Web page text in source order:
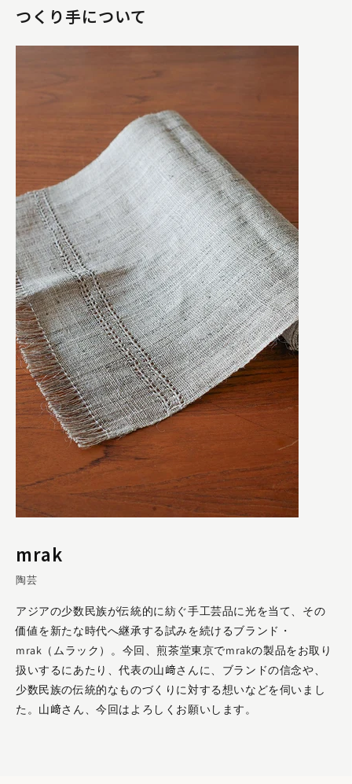
たブランドです。創業時から、東南アジアの少数民族の人々が
特に深い関心を寄せていたのが、伝統的な装身具。私自身、
伝統的なデザインを現代に復刻したシルバージュエリーやオリ
ジナルアクセサリーの制作を手がけながら、何回も現地を訪
れ、文化に対する理解を深めてきました。
少数民族によって加工されたものです。山﨑さんが、ア
ジアの山岳地帯に住む少数民族の伝統的なものづくり
私が23歳の時に出会った、純度95％以上の高純度シルバー製
14面体ビーズが、すべての始まりでした。山岳民族という言
葉すらよく知らないなかで、このビーズが、タイ北部に暮らす
少数民族・カレン族によって製作されていることを知りまし
た。
つくり手について
mrak
陶芸
アジアの少数民族が伝統的に紡ぐ手工芸品に光を当て、その
価値を新たな時代へ継承する試みを続けるブランド・
mrak（ムラック）。今回、煎茶堂東京でmrakの製品をお取り
扱いするにあたり、代表の山﨑さんに、ブランドの信念や、
少数民族の伝統的なものづくりに対する想いなどを伺いまし
た。山﨑さん、今回はよろしくお願いします。